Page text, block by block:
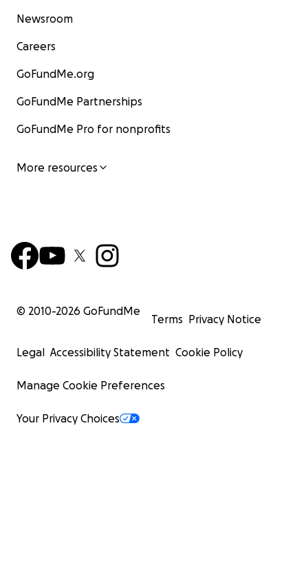
Newsroom
Careers
GoFundMe.org
GoFundMe Partnerships
GoFundMe Pro for nonprofits
More resources
© 2010-2026 GoFundMe
Terms Privacy Notice
Legal Accessibility Statement Cookie Policy
Manage Cookie Preferences
Your Privacy Choices